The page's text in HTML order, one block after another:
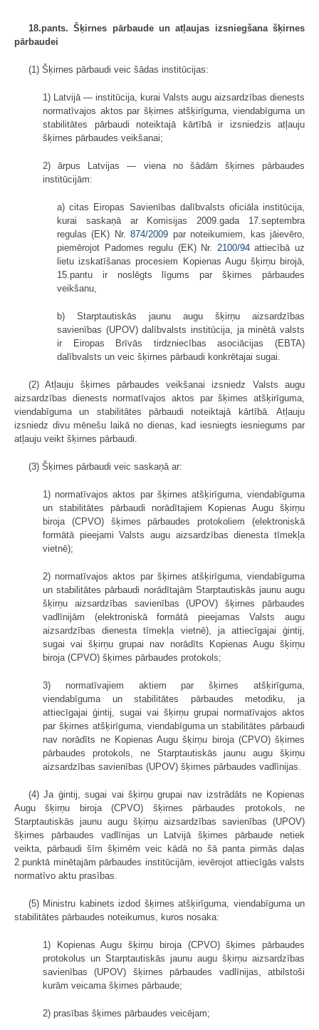
18.pants. Šķirnes pārbaude un atļaujas izsniegšana šķirnes
pārbaudei
(1) Šķirnes pārbaudi veic šādas institūcijas:
1) Latvijā — institūcija, kurai Valsts augu aizsardzības dienests
normatīvajos aktos par šķirnes atšķirīguma, viendabīguma un
stabilitātes pārbaudi noteiktajā kārtībā ir izsniedzis atļauju
šķirnes pārbaudes veikšanai;
2) ārpus Latvijas — viena no šādām šķirnes pārbaudes
institūcijām:
a) citas Eiropas Savienības dalībvalsts oficiāla institūcija,
kurai saskaņā ar Komisijas 2009.gada 17.septembra
regulas (EK) Nr.874/2009 par noteikumiem, kas jāievēro,
piemērojot Padomes regulu (EK) Nr. 2100/94attiecībā uz
lietu izskatīšanas procesiem Kopienas Augu šķirņu birojā,
15.pantu ir noslēgts līgums par šķirnes pārbaudes
veikšanu,
b) Starptautiskās jaunu augu šķirņu aizsardzības
savienības (UPOV) dalībvalsts institūcija, ja minētā valsts
ir Eiropas Brīvās tirdzniecības asociācijas (EBTA)
dalībvalsts un veic šķirnes pārbaudi konkrētajai sugai.
(2) Atļauju šķirnes pārbaudes veikšanai izsniedz Valsts augu
aizsardzības dienests normatīvajos aktos par šķirnes atšķirīguma,
viendabīguma un stabilitātes pārbaudi noteiktajā kārtībā. Atļauju
izsniedz divu mēnešu laikā no dienas, kad iesniegts iesniegums par
atļauju veikt šķirnes pārbaudi.
(3) Šķirnes pārbaudi veic saskaņā ar:
1) normatīvajos aktos par šķirnes atšķirīguma, viendabīguma
un stabilitātes pārbaudi norādītajiem Kopienas Augu šķirņu
biroja (CPVO) šķirnes pārbaudes protokoliem (elektroniskā
formātā pieejami Valsts augu aizsardzības dienesta tīmekļa
vietnē);
2) normatīvajos aktos par šķirnes atšķirīguma, viendabīguma
un stabilitātes pārbaudi norādītajām Starptautiskās jaunu augu
šķirņu aizsardzības savienības (UPOV) šķirnes pārbaudes
vadlīnijām (elektroniskā formātā pieejamas Valsts augu
aizsardzības dienesta tīmekļa vietnē), ja attiecīgajai ģintij,
sugai vai šķirņu grupai nav norādīts Kopienas Augu šķirņu
biroja (CPVO) šķirnes pārbaudes protokols;
3) normatīvajiem aktiem par šķirnes atšķirīguma,
viendabīguma un stabilitātes pārbaudes metodiku, ja
attiecīgajai ģintij, sugai vai šķirņu grupai normatīvajos aktos
par šķirnes atšķirīguma, viendabīguma un stabilitātes pārbaudi
nav norādīts ne Kopienas Augu šķirņu biroja (CPVO) šķirnes
pārbaudes protokols, ne Starptautiskās jaunu augu šķirņu
aizsardzības savienības (UPOV) šķirnes pārbaudes vadlīnijas.
(4) Ja ģintij, sugai vai šķirņu grupai nav izstrādāts ne Kopienas
Augu šķirņu biroja (CPVO) šķirnes pārbaudes protokols, ne
Starptautiskās jaunu augu šķirņu aizsardzības savienības (UPOV)
šķirnes pārbaudes vadlīnijas un Latvijā šķirnes pārbaude netiek
veikta, pārbaudi šīm šķirnēm veic kādā no šā panta pirmās daļas
2.punktā minētajām pārbaudes institūcijām, ievērojot attiecīgās valsts
normatīvo aktu prasības.
(5) Ministru kabinets izdod šķirnes atšķirīguma, viendabīguma un
stabilitātes pārbaudes noteikumus, kuros nosaka:
1) Kopienas Augu šķirņu biroja (CPVO) šķirnes pārbaudes
protokolus un Starptautiskās jaunu augu šķirņu aizsardzības
savienības (UPOV) šķirnes pārbaudes vadlīnijas, atbilstoši
kurām veicama šķirnes pārbaude;
2) prasības šķirnes pārbaudes veicējam;